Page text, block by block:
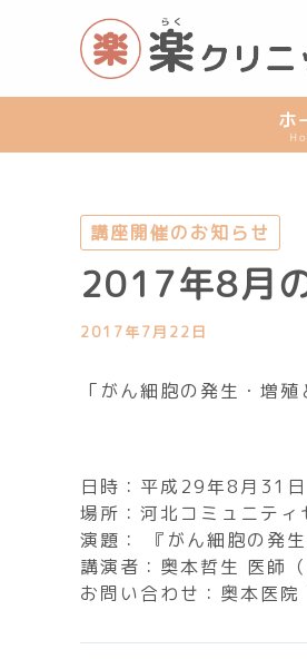
ス
ホ
講座開催のお知らせ
2017年8月
2017年7月22日
「がん細胞の発生・増殖
日時：平成29年8月31
場所：河北コミュニテ
演題： 『がん細胞の発
講演者：奥本哲生 医師（
お問い合わせ：奥本医